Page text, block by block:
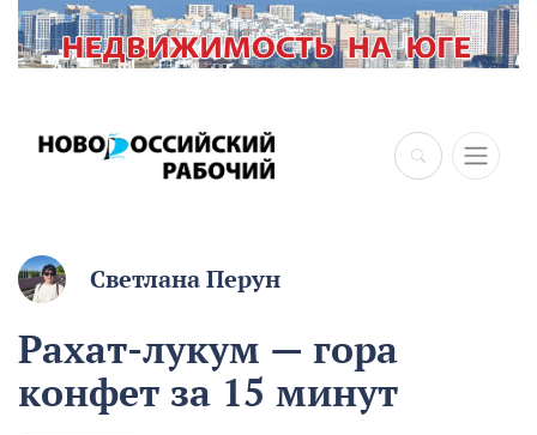
Светлана Перун
Рахат-лукум — гора
конфет за 15 минут